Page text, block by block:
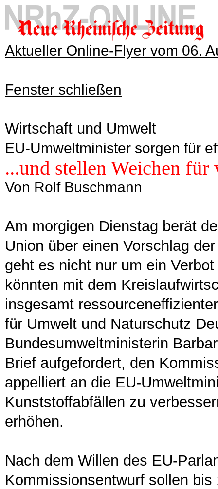
Aktueller Online-Flyer vom 06.
Fenster schließen
Wirtschaft und Umwelt
EU-Umweltminister sorgen für
...und stellen Weichen
Von Rolf Buschmann
Am morgigen Dienstag berät
Union über einen Vorschlag
geht es nicht nur um ein
könnten mit dem
insgesamt
für Umwelt und Naturschutz
Bundesumweltministerin
Brief aufgefordert, den
appelliert an die EU-
Kunststoffabfällen zu
erhöhen.
Nach dem Willen des EU-
Kommissionsentwurf sollen